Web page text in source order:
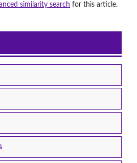
similarity search for this article.